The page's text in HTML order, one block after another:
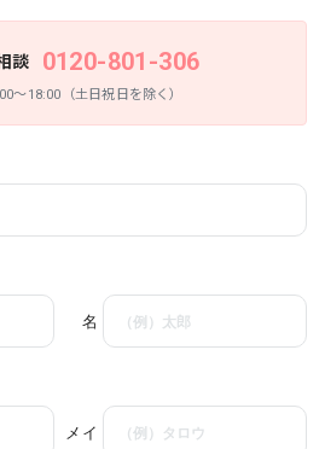
談 0120-801-306
〜18:00（土日祝日を除く）
名
メイ